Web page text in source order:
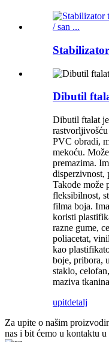
Dibutil
Dibutil ftalat
PVC obradi,
mekoću.
premazima.
disperzivnost,
Takođe može
fleksibilnost,
filma boja.
koristi
razne gume,
poliacetat,
kao
boje, pribora,
staklo,
maziva
upitdetalj
Za upite o našim
nas i bit ćemo u kontaktu u